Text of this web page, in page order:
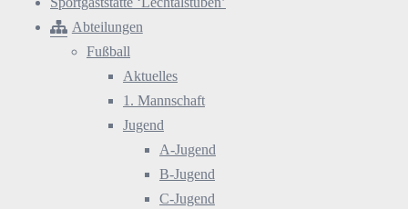
Abteilungen
Fußball
Aktuelles
1. Mannschaft
Jugend
A-Jugend
B-Jugend
C-Jugend